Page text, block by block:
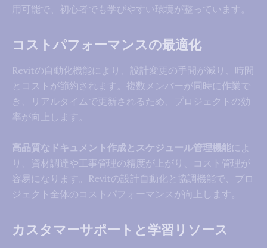
用可能で、初心者でも学びやすい環境が整っています。
コストパフォーマンスの最適化
Revitの自動化機能により、設計変更の手間が減り、時間
とコストが節約されます。複数メンバーが同時に作業で
き、リアルタイムで更新されるため、プロジェクトの効
率が向上します。
高品質なドキュメント作成とスケジュール管理機能によ
り、資材調達や工事管理の精度が上がり、コスト管理が
容易になります。Revitの設計自動化と協調機能で、プロ
ジェクト全体のコストパフォーマンスが向上します。
カスタマーサポートと学習リソース